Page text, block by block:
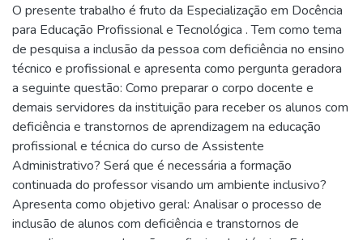
O presente trabalho é fruto da Especialização em Docência
para Educação Profissional e Tecnológica . Tem como tema
de pesquisa a inclusão da pessoa com deficiência no ensino
técnico e profissional e apresenta como pergunta geradora
a seguinte questão: Como preparar o corpo docente e
demais servidores da instituição para receber os alunos com
deficiência e transtornos de aprendizagem na educação
profissional e técnica do curso de Assistente
Administrativo? Será que é necessária a formação
continuada do professor visando um ambiente inclusivo?
Apresenta como objetivo geral: Analisar o processo de
inclusão de alunos com deficiência e transtornos de